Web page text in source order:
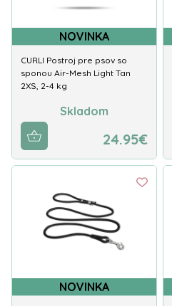
NOVINKA
CURLI Postroj pre psov so
sponou Air-Mesh Light Tan
2XS, 2-4 kg
Skladom
24.95€
NOVINKA